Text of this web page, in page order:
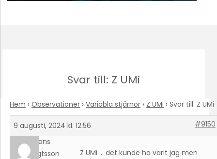
Svar till: Z UMi
Hem › Observationer › Variabla stjärnor › Z UMi › Svar till: Z UMi
9 augusti, 2024 kl. 12:56
#9150
Hans
Bengtsson
Z UMi … det kunde ha varit jag men